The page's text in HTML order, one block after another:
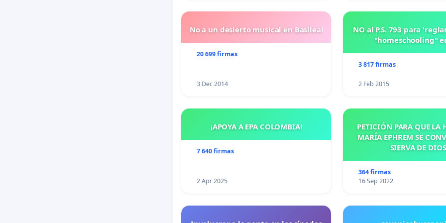
Pensamiento único. GEORGE ORWELL, 1984
No a un desierto musical en Basilea!
20 699 firmas
3 Dec 2014
NO al P.S. 793 para
"homeschooling"
3 817 firmas
2 Feb 2015
¡APOYA A EPA COLOMBIA!
7 640 firmas
2 Apr 2025
PETICIÓN PARA QUE LA
MARÍA EPHREM SE
SIERVA DE DIOS
364 firmas
16 Sep 2022